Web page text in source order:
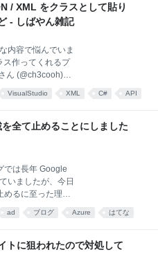
れています。 イン
と、Chromium な
ケーションも
プデートしていく
だと思います
/ XML をクラスとして貼り
- しばやん雑記
内容で悩んでいま
ス作ってくれるプ
ん (@ch3cooh)
出ない環境があ
では使えるように
嘘付いていまし
ールしておかな
境では以下のよう
Twitter が提供し
の JSON に対して
VisualStudio XML C# API
全て止めることにしました
では長年 Google
いましたが、今日
めるに至った理由
苦茶な広告の出
す。 正直これま
うにしていたので
うな広告を食ら
ad ブログ Azure はてな
トに狙われたので対処して